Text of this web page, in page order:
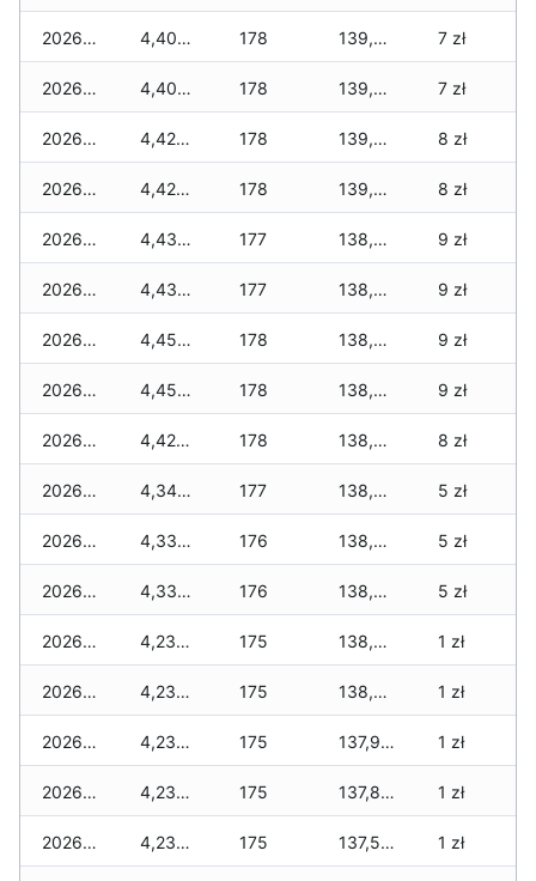
2026-04-03 4,400 zł 178 139,411 zł 7 zł
2026-04-02 4,400 zł 178 139,303 zł 7 zł
2026-04-01 4,420 zł 178 139,045 zł 8 zł
2026-03-31 4,420 zł 178 139,037 zł 8 zł
2026-03-30 4,434 zł 177 138,965 zł 9 zł
2026-03-29 4,434 zł 177 138,931 zł 9 zł
2026-03-28 4,454 zł 178 138,771 zł 9 zł
2026-03-27 4,454 zł 178 138,707 zł 9 zł
2026-03-26 4,424 zł 178 138,633 zł 8 zł
2026-03-25 4,344 zł 177 138,473 zł 5 zł
2026-03-24 4,336 zł 176 138,301 zł 5 zł
2026-03-23 4,336 zł 176 138,227 zł 5 zł
2026-03-22 4,236 zł 175 138,059 zł 1 zł
2026-03-21 4,236 zł 175 138,001 zł 1 zł
2026-03-20 4,236 zł 175 137,937 zł 1 zł
2026-03-19 4,236 zł 175 137,821 zł 1 zł
2026-03-18 4,236 zł 175 137,585 zł 1 zł